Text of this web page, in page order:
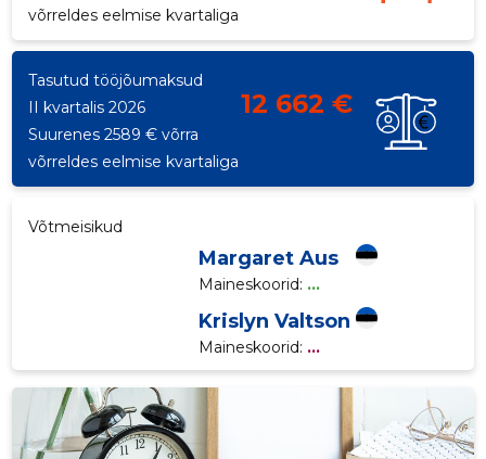
võrreldes eelmise kvartaliga
Tasutud tööjõumaksud
II kvartalis 2026
12 662 €
Suurenes 2589 € võrra
võrreldes eelmise kvartaliga
Võtmeisikud
Margaret Aus
Maineskoorid: ...
Krislyn Valtson
Maineskoorid: ...